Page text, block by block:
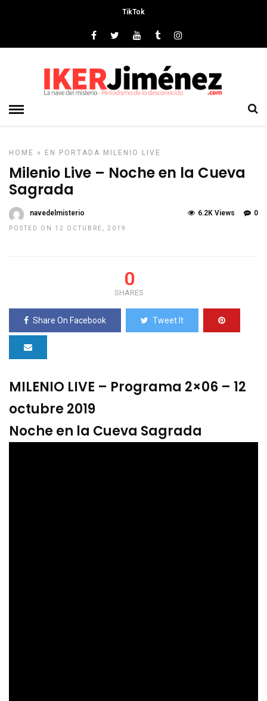
TikTok
HOME » EN PORTADA MILENIO LIVE
Milenio Live – Noche en la Cueva
Sagrada
navedelmisterio
POSTED ON 12 OCTUBRE, 2019
0
6.2K Views
0
SHARES
Share On Facebook Tweet It
MILENIO LIVE – Programa 2×06 – 12
octubre 2019
Noche en la Cueva Sagrada